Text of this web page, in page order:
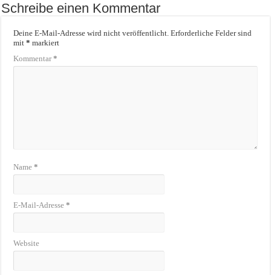
Schreibe einen Kommentar
Deine E-Mail-Adresse wird nicht veröffentlicht. Erforderliche Felder sind
mit* markiert
Kommentar*
Name*
E-Mail-Adresse*
Website